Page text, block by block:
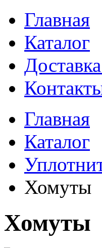
Главная
Каталог
Главная
Каталог
Хомуты
Хомуты